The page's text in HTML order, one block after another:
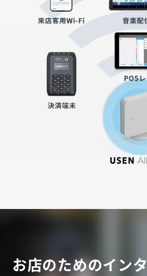
お店のためのイン